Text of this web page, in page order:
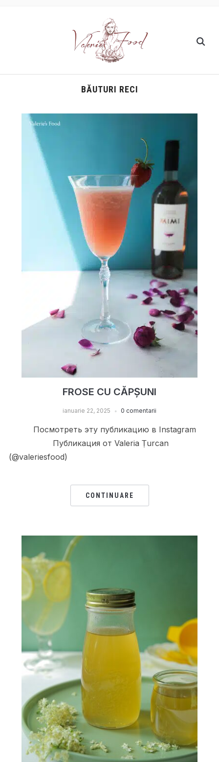
BĂUTURI RECI
FROSE CU CĂPȘUNI
ianuarie 22, 2025 0 comentarii
Посмотреть эту публикацию в Instagram
Публикация от Valeria Țurcan
(@valeriesfood)
CONTINUARE